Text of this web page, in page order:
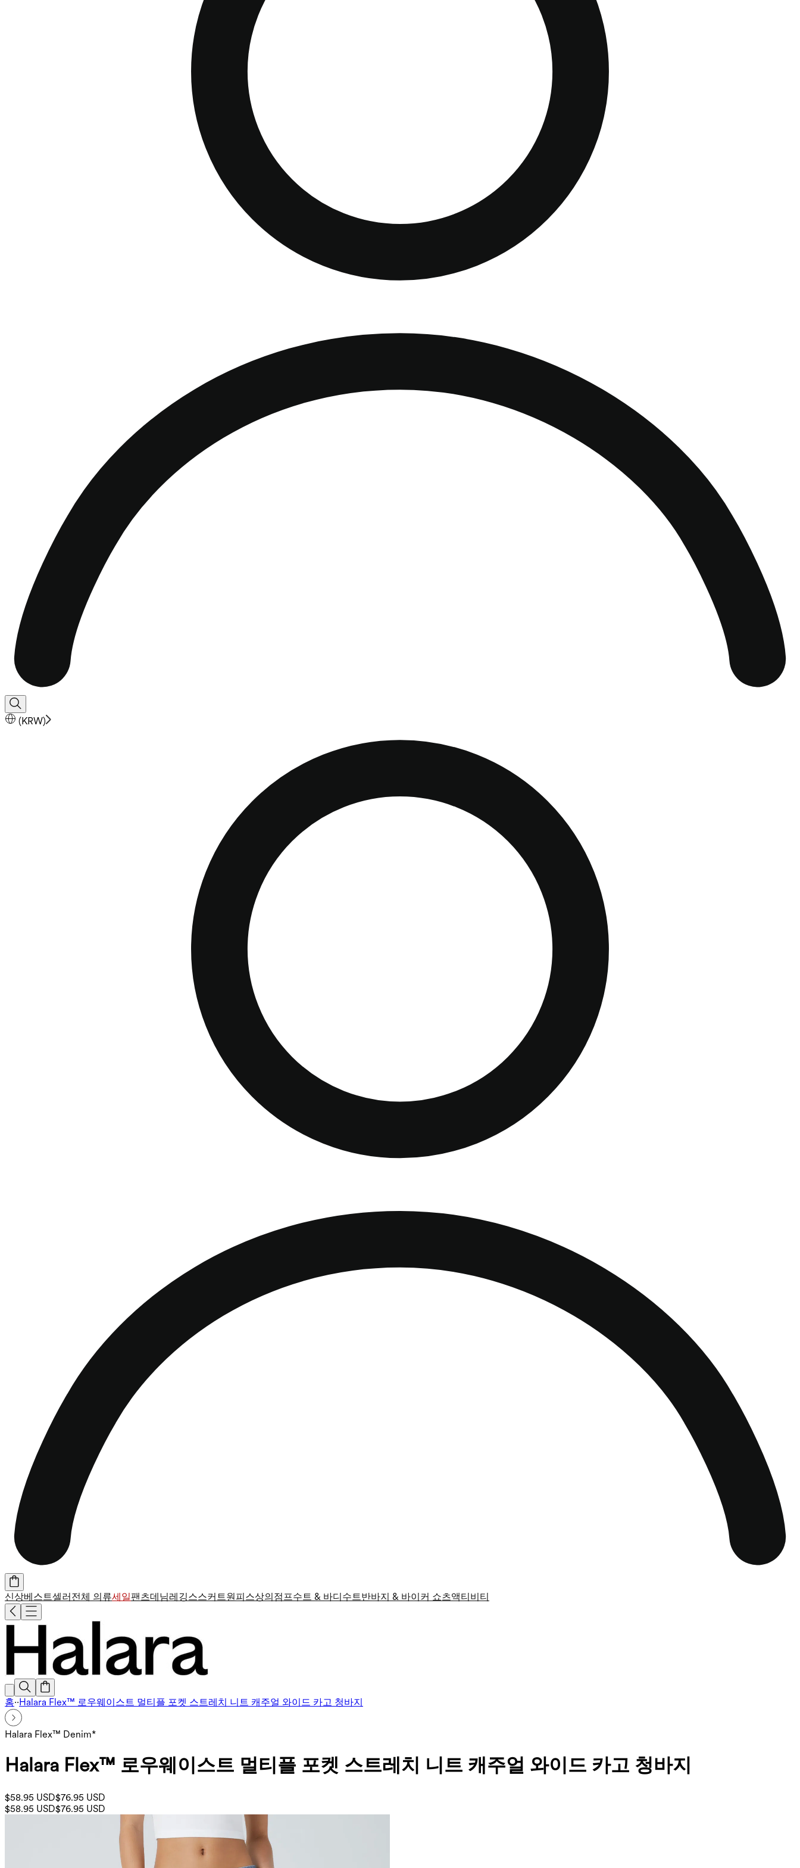
(KRW)
신상베스트셀러전체 의류세일팬츠데님레깅스스커트원피스상의점프수트 & 바디수트반바지 & 바이커 쇼츠액티비티
홈··Halara Flex™ 로우웨이스트 멀티플 포켓 스트레치 니트 캐주얼 와이드 카고 청바지
Halara Flex™ Denim*
Halara Flex™ 로우웨이스트 멀티플 포켓 스트레치 니트 캐주얼 와이드 카고 청바지
$58.95 USD$76.95 USD
$58.95 USD$76.95 USD